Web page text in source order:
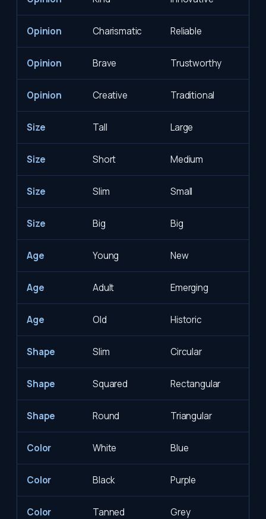
Opinion Charismatic Reliable
Opinion Brave Trustworthy
Opinion Creative Traditional
Size Tall Large
Size Short Medium
Size Slim Small
Size Big Big
Age Young New
Age Adult Emerging
Age Old Historic
Shape Slim Circular
Shape Squared Rectangular
Shape Round Triangular
Color White Blue
Color Black Purple
Color Tanned Grey